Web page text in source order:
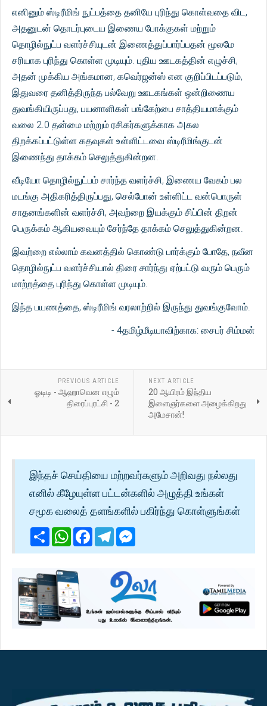
எனினும் ஸ்டிரீமிங் நுட்பத்தை தனியே புரிந்து கொள்வதை விட,
அதனுடன் தொடர்புடைய இணைய போக்குகள் மற்றும்
தொழில்நுட்ப வளர்ச்சியுடன் இணைத்துப்பார்ப்பதன் மூலமே
சரியாக புரிந்து கொள்ள முடியும். புதிய ஊடகத்தின் எழுச்சி,
அதன் முக்கிய அங்கமான, கவெர்ஜன்ஸ் என குறிப்பிடப்படும்,
இதுவரை தனித்திருந்த பல்வேறு ஊடகங்கள் ஒன்றிணைய
துவங்கியிருப்பது, பயனாளிகள் பங்கேற்பை சாத்தியமாக்கும்
வலை 2.0 தன்மை மற்றும் ரசிகர்களுக்காக அகல
திறக்கப்பட்டுள்ள கதவுகள் உள்ளிட்டவை ஸ்டிரீமிங்குடன்
இணைந்து தாக்கம் செலுத்துகின்றன.
வீடியோ தொழில்நுட்பம் சார்ந்த வளர்ச்சி, இணைய வேகம் பல
மடங்கு அதிகரித்திருப்பது, செல்போன் உள்ளிட்ட வன்பொருள்
சாதனங்களின் வளர்ச்சி, அவற்றை இயக்கும் சிப்பின் திறன்
பெருக்கம் ஆகியவையும் சேர்ந்தே தாக்கம் செலுத்துகின்றன.
இவற்றை எல்லாம் கவனத்தில் கொண்டு பார்க்கும் போதே, நவீன
தொழில்நுட்ப வளர்ச்சியால் திரை சார்ந்து ஏற்பட்டு வரும் பெரும்
மாற்றத்தை புரிந்து கொள்ள முடியும்.
இந்த பயணத்தை, ஸ்டிரீமிங் வரலாற்றில் இருந்து துவங்குவோம்.
- 4தமிழ்மீடியாவிற்காக: சைபர் சிம்மன்
PREVIOUS ARTICLE
ஓடிடி - ஆஹாவென எழும்
திரைப்புரட்சி - 2
NEXT ARTICLE
20 ஆயிரம் இந்திய
இளைஞர்களை அழைக்கிறது
அமேசான்!
இந்தச் செய்தியை மற்றவர்களும் அறிவது நல்லது
எனில் கீழேயுள்ள பட்டன்களில் அழுத்தி உங்கள்
சமூக வலைத் தளங்களில் பகிர்ந்து கொள்ளுங்கள்
ShareWhatsApp
Facebook
Telegram